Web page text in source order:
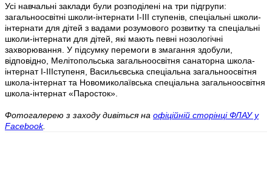
Усі навчальні заклади були розподілені на три підгрупи:
загальноосвітні школи-інтернати I-III ступенів, спеціальні школи-
інтернати для дітей з вадами розумового розвитку та спеціальні
школи-інтернати для дітей, які мають певні нозологічні
захворювання. У підсумку перемоги в змагання здобули,
відповідно, Мелітопольська загальноосвітня санаторна школа-
інтернат I-IIIступеня, Васильєвська спеціальна загальноосвітня
школа-інтернат та Новомиколаївська спеціальна загальноосвітня
школа-інтернат «Паросток».
Фотогалерею з заходу дивіться на офіційній сторінці ФЛАУ у
Facebook.